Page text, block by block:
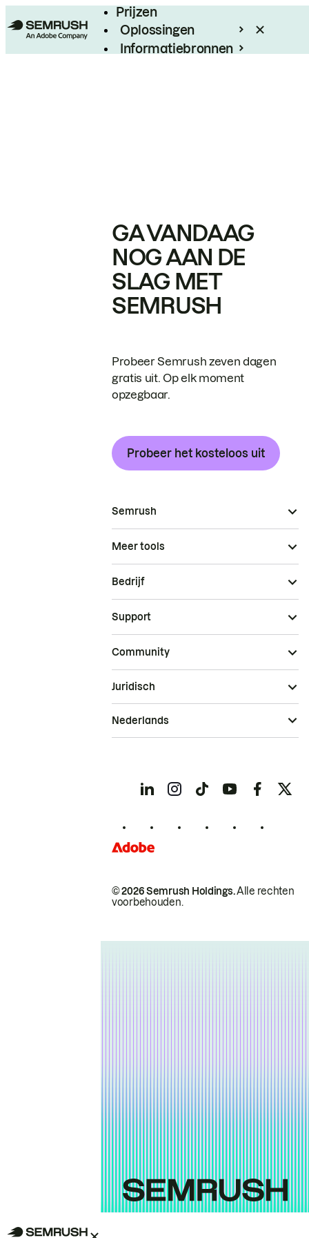
Prijzen
Oplossingen
Informatiebronnen
GA VANDAAG
NOG AAN DE
SLAG MET
SEMRUSH
Probeer Semrush zeven dagen
gratis uit. Op elk moment
opzegbaar.
Probeer het kosteloos uit
Semrush
Meer tools
Bedrijf
Support
Community
© 2026 Semrush Holdings.Alle rechten
voorbehouden.
Juridisch
Nederlands